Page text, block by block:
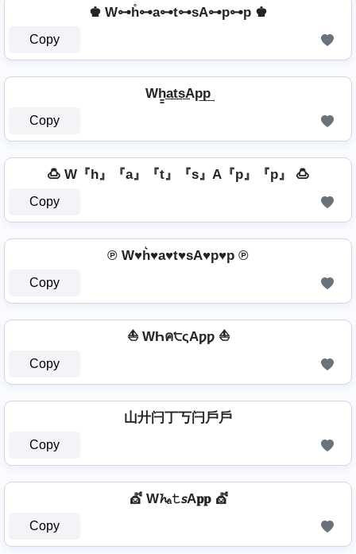
♚ W⊶h̊⊶a⊶t⊶sA⊶p⊶p ♚
Copy
Wh̳͢a͢t͢s͢Ap͢p͢
Copy
🍮 W『h』『a』『t』『s』A『p』『p』 🍮
Copy
℗ W♥h͛♥a♥t♥sA♥p♥p ℗
Copy
⛵ WҺค੮ςAƿƿ ⛵
Copy
山廾闩丁丂闩戶戶
Copy
💇 W𝓱ₐ𝚝𝘴A𝐩𝐩 💇
Copy